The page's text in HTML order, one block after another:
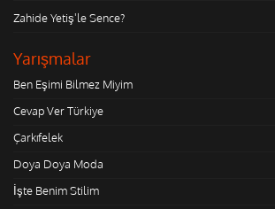
Zahide Yetiş'le Sence?
Yarışmalar
Ben Eşimi Bilmez Miyim
Cevap Ver Türkiye
Çarkıfelek
Doya Doya Moda
İşte Benim Stilim